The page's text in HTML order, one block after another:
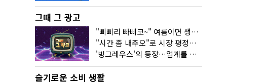
그때 그 광고
"삐삐리 빠삐코~" 여름이면 생각나는 그 노래
"시간 좀 내주오"로 시장 평정한 하이마트
'빙그레우스'의 등장…업계를 흔든 '세계관' 마케팅
슬기로운 소비 생활